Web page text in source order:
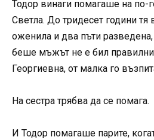
Тодор винаги помагаше на по-
Светла. До тридесет години
оженила и два пъти
беше мъжът не е бил
Георгиевна, от малка го
На сестра трябва да се помага.
И Тодор помагаше парите,